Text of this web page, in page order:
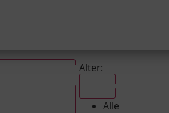
Alter:
Alle